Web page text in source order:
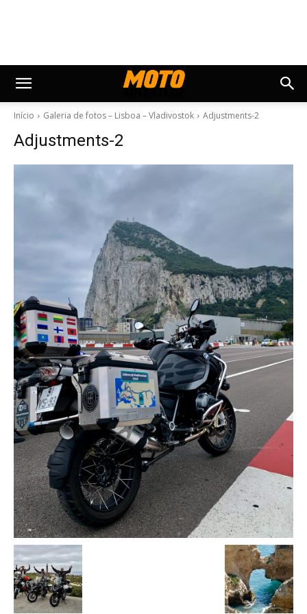
Início Galeria de fotos – Lisboa – Vladivostok Adjustments-2
Adjustments-2